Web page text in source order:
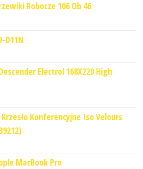
Robocze 106 Ob 46
D11N
Electrol 168X220 High
Konferencyjne Iso Velours
MacBook Pro